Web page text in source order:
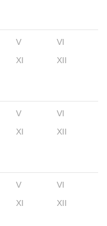
V
VI
XI XII
V
VI
XI XII
V
VI
XI XII